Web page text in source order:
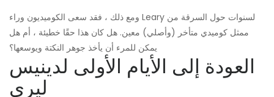
ومع ذلك ، فقد سعى الكوميديون وراء Leary لسنوات حول السرقة من
ممثل كوميدي متأخر (وأصلي) معين. هل كان هذا حقًا خطيئة ، أم هل
يمكن للمرء أن يأخذ جوهر النكتة ويوسعها؟
العودة إلى الأيام الأولى لدينيس
ليري